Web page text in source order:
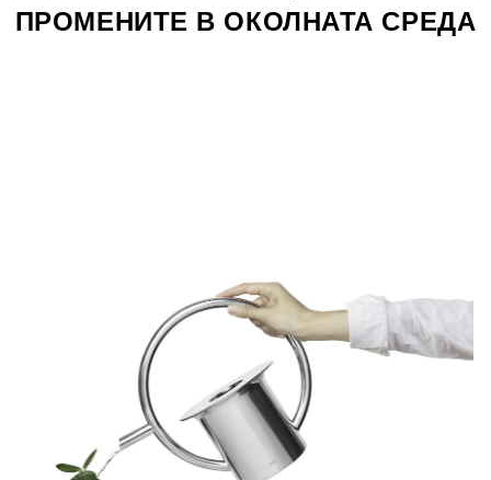
ПРОМЕНИТЕ В ОКОЛНАТА СРЕДА